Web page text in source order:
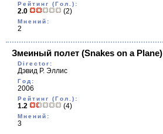
Рейтинг (Гол.):
2.0 (2)
Мнений:
2
Змеиный полет (Snakes on a Plane)
Director:
Дэвид Р. Эллис
Год:
2006
Рейтинг (Гол.):
1.2 (4)
Мнений:
3